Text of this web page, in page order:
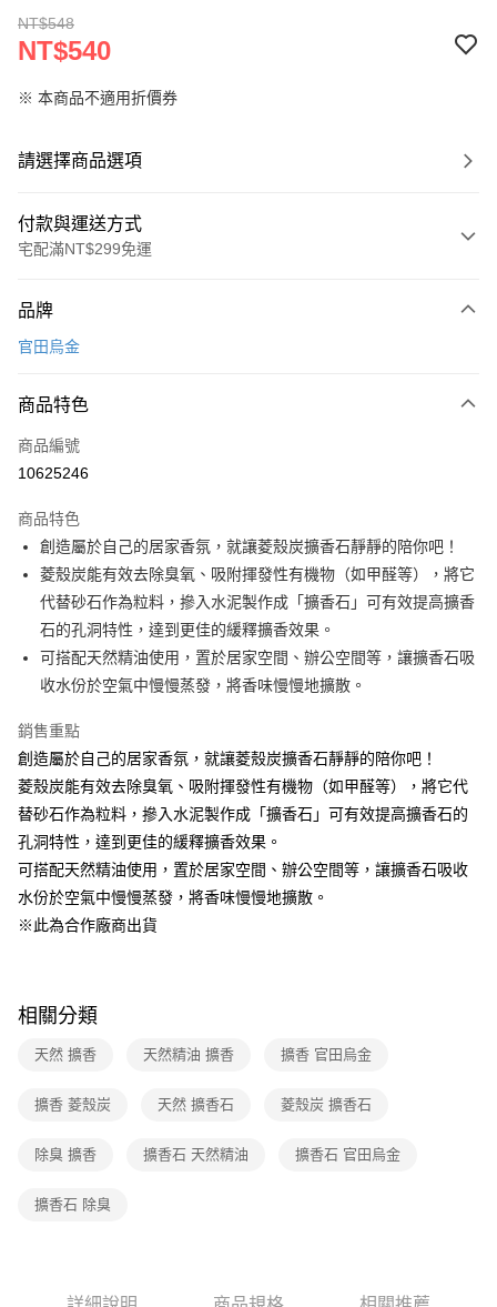
NT$548
NT$540
※ 本商品不適用折價券
請選擇商品選項
付款與運送方式
宅配滿NT$299免運
信用卡一次付款
Apple Pay
悠遊付
全盈+PAY
大哥付你分期
相關說明
【大哥付你分期使用說明】
1.本服務由台灣大哥大提供，台灣大哥大用戶可立即使用無須另外申請。
2.付款方式選擇「大哥付你分期」，訂單成立後會自動跳轉到大哥付的交易
流程，驗證手機門號後，選擇欲分期的期數、繳款截止日，確認付款後即完
3.實際核准額度、可分期數及費用金額請依後續交易確認頁面所載為準。
4.訂單成立30分鐘內，如未前往確認交易或遇審核未通過，訂單將自動取
消。如遇「轉專審核」未通過狀況，表示未達大哥付你分期系統評分，恕無
法說明評估內容。
1.分期款項不併入電信帳單，「大哥付你分期」於每月結算日後寄送繳費提
醒簡訊。
2.透過簡訊連結打開帳單後，可選擇「超商條碼／台灣大直營門市／銀行轉
帳／街口支付／iPASS MONEY」等通路繳費。
【注意事項】
2.基於同意付款使用「大哥付你分期」之契約關係目的，商店將以您的個人
資料（包含姓名、電話或地址）提供予台灣大哥大進項蒐集、處理及利用，
3.完整用戶服務條款，請詳閱以下連結：
https://oppay.tw/userRule
ATM付款
運送方式
宅配【父親節大回饋】限時$299免運
每筆NT$150，滿NT$299(含以上)免運費
品牌
官田烏金
商品特色
商品編號
10625246
商品特色
創造屬於自己的居家香氛，就讓菱殼炭擴香石靜靜的陪你吧！
菱殼炭能有效去除臭氧、吸附揮發性有機物（如甲醛等），將它
代替砂石作為粒料，摻入水泥製作成「擴香石」可有效提高擴香
石的孔洞特性，達到更佳的緩釋擴香效果。
可搭配天然精油使用，置於居家空間、辦公空間等，讓擴香石吸
收水份於空氣中慢慢蒸發，將香味慢慢地擴散。
銷售重點
創造屬於自己的居家香氛，就讓菱殼炭擴香石靜靜的陪你吧！
菱殼炭能有效去除臭氧、吸附揮發性有機物（如甲醛等），將它代
替砂石作為粒料，摻入水泥製作成「擴香石」可有效提高擴香石的
孔洞特性，達到更佳的緩釋擴香效果。
可搭配天然精油使用，置於居家空間、辦公空間等，讓擴香石吸收
水份於空氣中慢慢蒸發，將香味慢慢地擴散。
※此為合作廠商出貨
相關分類
天然 擴香 天然精油 擴香 擴香 官田烏金
擴香 菱殼炭 天然 擴香石 菱殼炭 擴香石
除臭 擴香 擴香石 天然精油 擴香石 官田烏金
擴香石 除臭